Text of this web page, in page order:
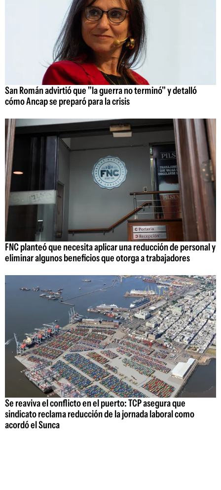
San Román advirtió que "la guerra no terminó" y detalló
cómo Ancap se preparó para la crisis
FNC planteó que necesita aplicar una reducción de personal y
eliminar algunos beneficios que otorga a trabajadores
Se reaviva el conflicto en el puerto: TCP asegura que
sindicato reclama reducción de la jornada laboral como
acordó el Sunca